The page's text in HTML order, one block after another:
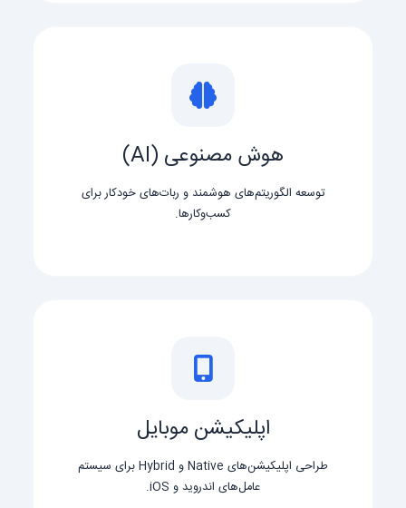
هوش مصنوعی (AI)
توسعه الگوریتم‌های هوشمند و ربات‌های خودکار برای
کسب‌وکارها.
اپلیکیشن موبایل
طراحی اپلیکیشن‌های Native و Hybrid برای سیستم
عامل‌های اندروید و iOS.